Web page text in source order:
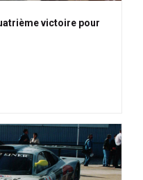
victoire pour